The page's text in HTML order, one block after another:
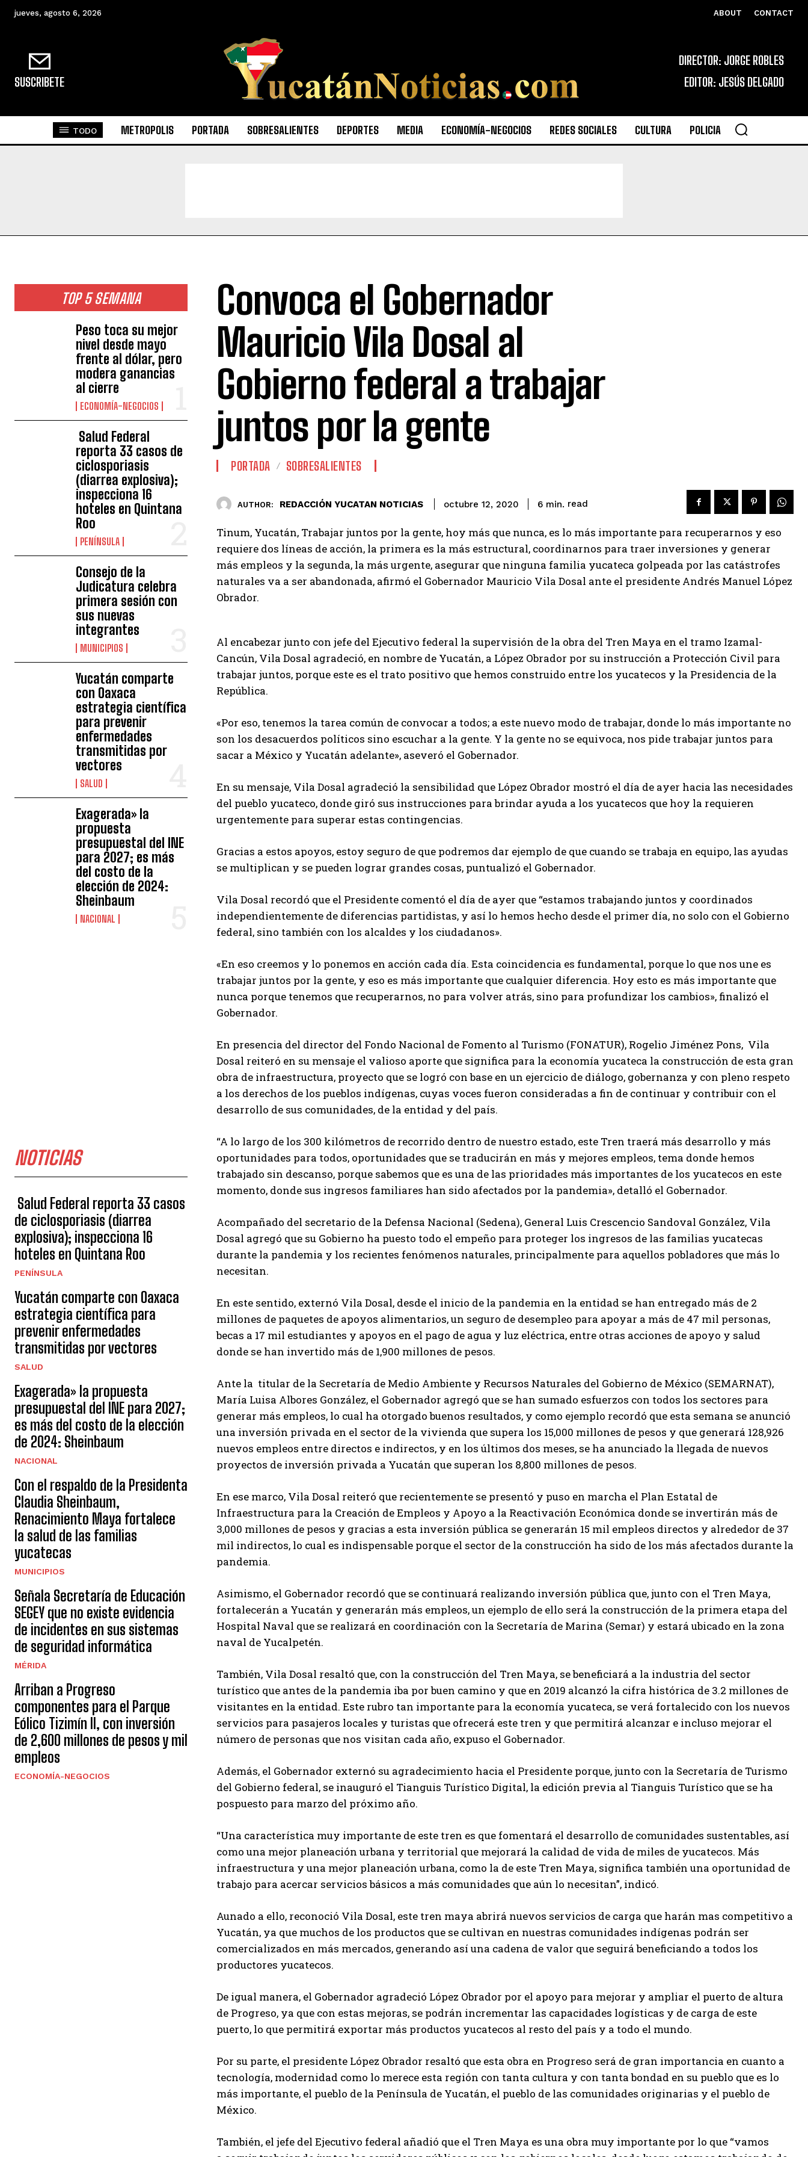
jueves, agosto 6, 2026 ABOUT CONTACT
SUSCRIBETE
DIRECTOR: JORGE ROBLES
EDITOR: JESÚS DELGADO
TODO METROPOLIS PORTADA SOBRESALIENTES DEPORTES MEDIA ECONOMÍA-NEGOCIOS REDES SOCIALES CULTURA POLICIA
TOP 5 SEMANA
Peso toca su mejor
nivel desde mayo
frente al dólar, pero
modera ganancias
al cierre
ECONOMÍA-NEGOCIOS
Salud Federal
reporta 33 casos de
ciclosporiasis
(diarrea explosiva);
inspecciona 16
hoteles en Quintana
Roo
PENÍNSULA
Consejo de la
Judicatura celebra
primera sesión con
sus nuevas
integrantes
MUNICIPIOS
Yucatán comparte
con Oaxaca
estrategia científica
para prevenir
enfermedades
transmitidas por
vectores
SALUD
Exagerada» la
propuesta
presupuestal del INE
para 2027; es más
del costo de la
elección de 2024:
Sheinbaum
NACIONAL
NOTICIAS
Salud Federal reporta 33 casos
de ciclosporiasis (diarrea
explosiva); inspecciona 16
hoteles en Quintana Roo
PENÍNSULA
Yucatán comparte con Oaxaca
estrategia científica para
prevenir enfermedades
transmitidas por vectores
SALUD
Exagerada» la propuesta
presupuestal del INE para 2027;
es más del costo de la elección
de 2024: Sheinbaum
NACIONAL
Con el respaldo de la Presidenta
Claudia Sheinbaum,
Renacimiento Maya fortalece
la salud de las familias
yucatecas
MUNICIPIOS
Señala Secretaría de Educación
SEGEY que no existe evidencia
de incidentes en sus sistemas
de seguridad informática
MÉRIDA
Arriban a Progreso
componentes para el Parque
Eólico Tizimín II, con inversión
de 2,600 millones de pesos y mil
empleos
ECONOMÍA-NEGOCIOS
Convoca el Gobernador
Mauricio Vila Dosal al
Gobierno federal a trabajar
juntos por la gente
PORTADA SOBRESALIENTES
AUTHOR: REDACCIÓN YUCATAN NOTICIAS octubre 12, 2020 6 min. read
Tinum, Yucatán, Trabajar juntos por la gente, hoy más que nunca, es lo más importante para recuperarnos y eso
requiere dos líneas de acción, la primera es la más estructural, coordinarnos para traer inversiones y generar
más empleos y la segunda, la más urgente, asegurar que ninguna familia yucateca golpeada por las catástrofes
naturales va a ser abandonada, afirmó el Gobernador Mauricio Vila Dosal ante el presidente Andrés Manuel López
Obrador.
Al encabezar junto con jefe del Ejecutivo federal la supervisión de la obra del Tren Maya en el tramo Izamal-
Cancún, Vila Dosal agradeció, en nombre de Yucatán, a López Obrador por su instrucción a Protección Civil para
trabajar juntos, porque este es el trato positivo que hemos construido entre los yucatecos y la Presidencia de la
República.
«Por eso, tenemos la tarea común de convocar a todos; a este nuevo modo de trabajar, donde lo más importante no
son los desacuerdos políticos sino escuchar a la gente. Y la gente no se equivoca, nos pide trabajar juntos para
sacar a México y Yucatán adelante», aseveró el Gobernador.
En su mensaje, Vila Dosal agradeció la sensibilidad que López Obrador mostró el día de ayer hacia las necesidades
del pueblo yucateco, donde giró sus instrucciones para brindar ayuda a los yucatecos que hoy la requieren
urgentemente para superar estas contingencias.
Gracias a estos apoyos, estoy seguro de que podremos dar ejemplo de que cuando se trabaja en equipo, las ayudas
se multiplican y se pueden lograr grandes cosas, puntualizó el Gobernador.
Vila Dosal recordó que el Presidente comentó el día de ayer que “estamos trabajando juntos y coordinados
independientemente de diferencias partidistas, y así lo hemos hecho desde el primer día, no solo con el Gobierno
federal, sino también con los alcaldes y los ciudadanos».
«En eso creemos y lo ponemos en acción cada día. Esta coincidencia es fundamental, porque lo que nos une es
trabajar juntos por la gente, y eso es más importante que cualquier diferencia. Hoy esto es más importante que
nunca porque tenemos que recuperarnos, no para volver atrás, sino para profundizar los cambios», finalizó el
Gobernador.
En presencia del director del Fondo Nacional de Fomento al Turismo (FONATUR), Rogelio Jiménez Pons, Vila
Dosal reiteró en su mensaje el valioso aporte que significa para la economía yucateca la construcción de esta gran
obra de infraestructura, proyecto que se logró con base en un ejercicio de diálogo, gobernanza y con pleno respeto
a los derechos de los pueblos indígenas, cuyas voces fueron consideradas a fin de continuar y contribuir con el
desarrollo de sus comunidades, de la entidad y del país.
“A lo largo de los 300 kilómetros de recorrido dentro de nuestro estado, este Tren traerá más desarrollo y más
oportunidades para todos, oportunidades que se traducirán en más y mejores empleos, tema donde hemos
trabajado sin descanso, porque sabemos que es una de las prioridades más importantes de los yucatecos en este
momento, donde sus ingresos familiares han sido afectados por la pandemia», detalló el Gobernador.
Acompañado del secretario de la Defensa Nacional (Sedena), General Luis Crescencio Sandoval González, Vila
Dosal agregó que su Gobierno ha puesto todo el empeño para proteger los ingresos de las familias yucatecas
durante la pandemia y los recientes fenómenos naturales, principalmente para aquellos pobladores que más lo
necesitan.
En este sentido, externó Vila Dosal, desde el inicio de la pandemia en la entidad se han entregado más de 2
millones de paquetes de apoyos alimentarios, un seguro de desempleo para apoyar a más de 47 mil personas,
becas a 17 mil estudiantes y apoyos en el pago de agua y luz eléctrica, entre otras acciones de apoyo y salud
donde se han invertido más de 1,900 millones de pesos.
Ante la titular de la Secretaría de Medio Ambiente y Recursos Naturales del Gobierno de México (SEMARNAT),
María Luisa Albores González, el Gobernador agregó que se han sumado esfuerzos con todos los sectores para
generar más empleos, lo cual ha otorgado buenos resultados, y como ejemplo recordó que esta semana se anunció
una inversión privada en el sector de la vivienda que supera los 15,000 millones de pesos y que generará 128,926
nuevos empleos entre directos e indirectos, y en los últimos dos meses, se ha anunciado la llegada de nuevos
proyectos de inversión privada a Yucatán que superan los 8,800 millones de pesos.
En ese marco, Vila Dosal reiteró que recientemente se presentó y puso en marcha el Plan Estatal de
Infraestructura para la Creación de Empleos y Apoyo a la Reactivación Económica donde se invertirán más de
3,000 millones de pesos y gracias a esta inversión pública se generarán 15 mil empleos directos y alrededor de 37
mil indirectos, lo cual es indispensable porque el sector de la construcción ha sido de los más afectados durante la
pandemia.
Asimismo, el Gobernador recordó que se continuará realizando inversión pública que, junto con el Tren Maya,
fortalecerán a Yucatán y generarán más empleos, un ejemplo de ello será la construcción de la primera etapa del
Hospital Naval que se realizará en coordinación con la Secretaría de Marina (Semar) y estará ubicado en la zona
naval de Yucalpetén.
También, Vila Dosal resaltó que, con la construcción del Tren Maya, se beneficiará a la industria del sector
turístico que antes de la pandemia iba por buen camino y que en 2019 alcanzó la cifra histórica de 3.2 millones de
visitantes en la entidad. Este rubro tan importante para la economía yucateca, se verá fortalecido con los nuevos
servicios para pasajeros locales y turistas que ofrecerá este tren y que permitirá alcanzar e incluso mejorar el
número de personas que nos visitan cada año, expuso el Gobernador.
Además, el Gobernador externó su agradecimiento hacia el Presidente porque, junto con la Secretaría de Turismo
del Gobierno federal, se inauguró el Tianguis Turístico Digital, la edición previa al Tianguis Turístico que se ha
pospuesto para marzo del próximo año.
“Una característica muy importante de este tren es que fomentará el desarrollo de comunidades sustentables, así
como una mejor planeación urbana y territorial que mejorará la calidad de vida de miles de yucatecos. Más
infraestructura y una mejor planeación urbana, como la de este Tren Maya, significa también una oportunidad de
trabajo para acercar servicios básicos a más comunidades que aún lo necesitan”, indicó.
Aunado a ello, reconoció Vila Dosal, este tren maya abrirá nuevos servicios de carga que harán mas competitivo a
Yucatán, ya que muchos de los productos que se cultivan en nuestras comunidades indígenas podrán ser
comercializados en más mercados, generando así una cadena de valor que seguirá beneficiando a todos los
productores yucatecos.
De igual manera, el Gobernador agradeció López Obrador por el apoyo para mejorar y ampliar el puerto de altura
de Progreso, ya que con estas mejoras, se podrán incrementar las capacidades logísticas y de carga de este
puerto, lo que permitirá exportar más productos yucatecos al resto del país y a todo el mundo.
Por su parte, el presidente López Obrador resaltó que esta obra en Progreso será de gran importancia en cuanto a
tecnología, modernidad como lo merece esta región con tanta cultura y con tanta bondad en su pueblo que es lo
más importante, el pueblo de la Península de Yucatán, el pueblo de las comunidades originarias y el pueblo de
México.
También, el jefe del Ejecutivo federal añadió que el Tren Maya es una obra muy importante por lo que “vamos